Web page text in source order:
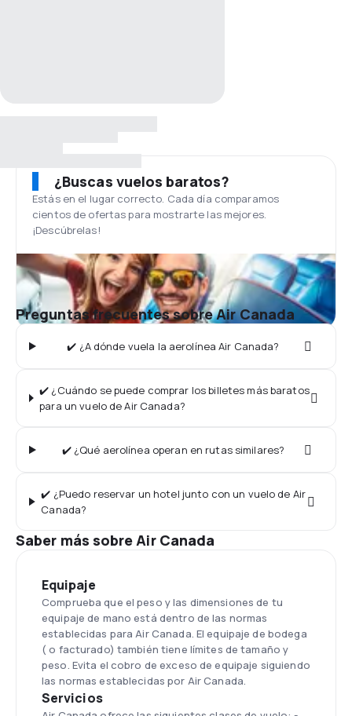
¿Buscas vuelos baratos?
Estás en el lugar correcto. Cada día comparamos
cientos de ofertas para mostrarte las mejores.
¡Descúbrelas!
Preguntas frecuentes sobre Air Canada
✔️ ¿A dónde vuela la aerolínea Air Canada?
✔️ ¿Cuándo se puede comprar los billetes más baratos
para un vuelo de Air Canada?
✔️ ¿Qué aerolínea operan en rutas similares?
✔️ ¿Puedo reservar un hotel junto con un vuelo de Air
Canada?
Saber más sobre Air Canada
Equipaje
Comprueba que el peso y las dimensiones de tu
equipaje de mano está dentro de las normas
establecidas para Air Canada. El equipaje de bodega
( o facturado) también tiene límites de tamaño y
peso. Evita el cobro de exceso de equipaje siguiendo
las normas establecidas por Air Canada.
Servicios